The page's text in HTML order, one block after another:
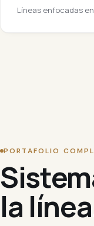
Líneas enfocadas
PORTAFOLIO
la